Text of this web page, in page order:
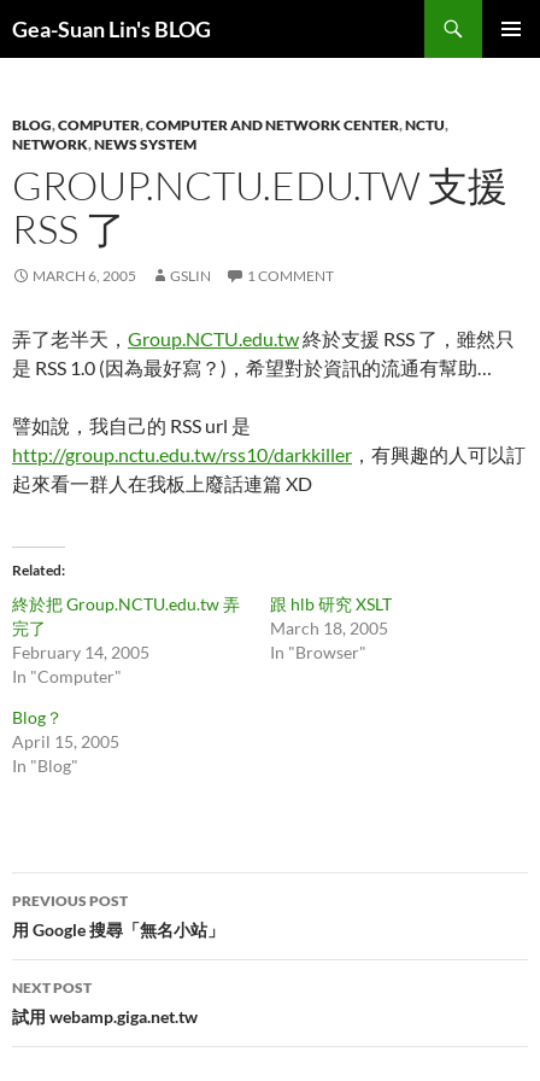
Gea-Suan Lin's BLOG
BLOG,COMPUTER,COMPUTER AND NETWORK CENTER,NCTU,
NETWORK,NEWS SYSTEM
GROUP.NCTU.EDU.TW 支援
RSS 了
MARCH 6, 2005 GSLIN 1 COMMENT
弄了老半天， Group.NCTU.edu.tw終於支援 RSS 了，雖然只
是 RSS 1.0 (因為最好寫？)，希望對於資訊的流通有幫助…
譬如說，我自己的 RSS url 是
http://group.nctu.edu.tw/rss10/darkkiller ，有興趣的人可以訂
起來看一群人在我板上廢話連篇 XD
Related
終於把 Group.NCTU.edu.tw 弄
完了
February 14, 2005
In "Computer"
跟 hlb 研究 XSLT
March 18, 2005
In "Browser"
Blog？
April 15, 2005
In "Blog"
Post
navigation
PREVIOUS POST
用 Google 搜尋「無名小站」
NEXT POST
試用 webamp.giga.net.tw